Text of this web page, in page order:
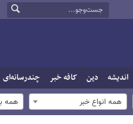
اندیشه دین کافه خبر چندرسانه‌ای
همه انواع خبر همه